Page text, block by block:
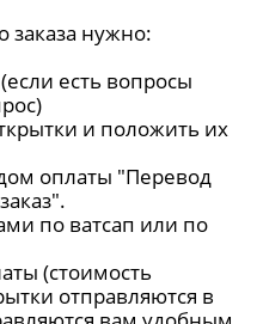
заказа нужно:
(если есть вопросы
и положить их
оплаты "Перевод
по ватсап или по
(стоимость
отправляются в